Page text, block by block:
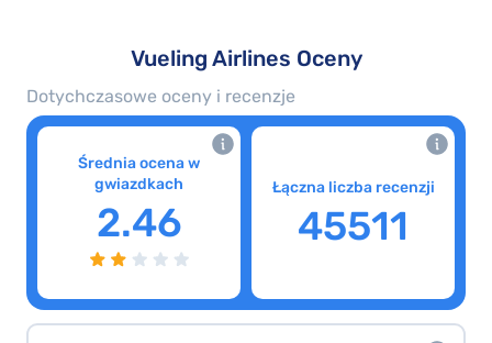
Vueling Airlines Oceny
Dotychczasowe oceny i recenzje
Średnia ocena w
gwiazdkach
2.46
Łączna liczba recenzji
45511